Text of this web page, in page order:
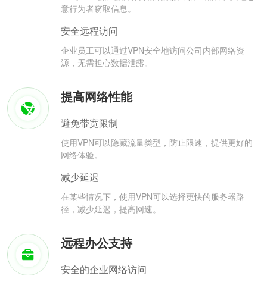
意行为者窃取信息。
安全远程访问
企业员工可以通过VPN安全地访问公司内部网络资
源，无需担心数据泄露。
提高网络性能
避免带宽限制
使用VPN可以隐藏流量类型，防止限速，提供更好的
网络体验。
减少延迟
在某些情况下，使用VPN可以选择更快的服务器路
径，减少延迟，提高网速。
远程办公支持
安全的企业网络访问